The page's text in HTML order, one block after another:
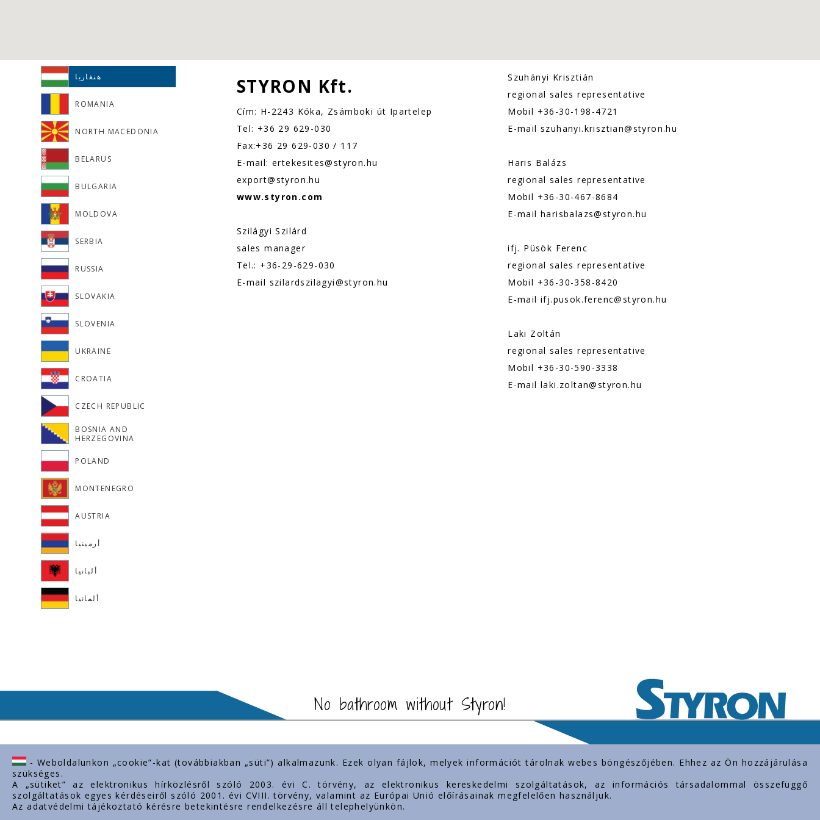
هنغاريا
ROMANIA
NORTH MACEDONIA
BELARUS
BULGARIA
MOLDOVA
SERBIA
RUSSIA
SLOVAKIA
SLOVENIA
UKRAINE
CROATIA
CZECH REPUBLIC
BOSNIA AND
HERZEGOVINA
POLAND
MONTENEGRO
AUSTRIA
أرمينيا
ألبانيا
ألمانيا
STYRON Kft.
Cím: H-2243 Kóka, Zsámboki út Ipartelep
Tel: +36 29 629-030
Fax:+36 29 629-030 / 117
E-mail: ertekesites@styron.hu
export@styron.hu
www.styron.com
Szilágyi Szilárd
sales manager
Tel.: +36-29-629-030
E-mail szilardszilagyi@styron.hu
Szuhányi Krisztián
regional sales representative
Mobil +36-30-198-4721
E-mail szuhanyi.krisztian@styron.hu
Haris Balázs
regional sales representative
Mobil +36-30-467-8684
E-mail harisbalazs@styron.hu
ifj. Püsök Ferenc
regional sales representative
Mobil +36-30-358-8420
E-mail ifj.pusok.ferenc@styron.hu
Laki Zoltán
regional sales representative
Mobil +36-30-590-3338
E-mail laki.zoltan@styron.hu
No bathroom without Styron!
Contact us
H-2243 Kóka, Zsámboki út Ipartelep
hrsz. 0139/12.
روابط مهمة
معلومات عنا
وثائق
Our presence
- Weboldalunkon „cookie”-kat (továbbiakban „süti”) alkalmazunk. Ezek olyan fájlok, melyek információt tárolnak webes böngészőjében. Ehhez az Ön hozzájárulása
szükséges.
A „sütiket” az elektronikus hírközlésről szóló 2003. évi C. törvény, az elektronikus kereskedelmi szolgáltatások, az információs társadalommal összefüggő
szolgáltatások egyes kérdéseiről szóló 2001. évi CVIII. törvény, valamint az Európai Unió előírásainak megfelelően használjuk.
Az adatvédelmi tájékoztató kérésre betekintésre rendelkezésre áll telephelyünkön.